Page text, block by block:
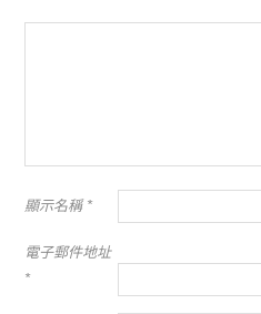
顯示名稱 *
電子郵件地址
*